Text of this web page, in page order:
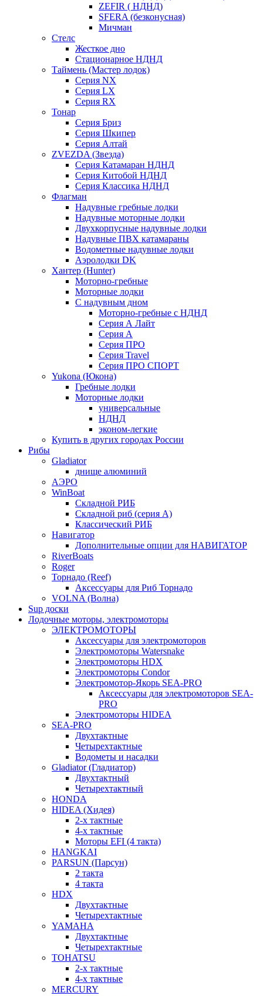
ZEFIR ( НДНД)
SFERA (безконусная)
Мичман
Стелс
Жесткое дно
Стационарное НДНД
Таймень (Мастер лодок)
Серия NX
Серия LX
Серия RX
Тонар
Серия Бриз
Серия Шкипер
Серия Алтай
ZVEZDA (Звезда)
Серия Катамаран НДНД
Серия Китобой НДНД
Серия Классика НДНД
Флагман
Надувные гребные лодки
Надувные моторные лодки
Двухкорпусные надувные лодки
Надувные ПВХ катамараны
Водометные надувные лодки
Аэролодки DK
Хантер (Hunter)
Моторно-гребные
Моторные лодки
С надувным дном
Моторно-гребные с НДНД
Серия А Лайт
Серия А
Серия ПРО
Серия Travel
Серия ПРО СПОРТ
Yukona (Юкона)
Гребные лодки
Моторные лодки
универсальные
НДНД
эконом-легкие
Купить в других городах России
Рибы
Gladiator
днище алюминий
АЭРО
WinBoat
Складной РИБ
Складной риб (серия А)
Классический РИБ
Навигатор
Дополнительные опции для НАВИГАТОР
RiverBoats
Roger
Торнадо (Reef)
Аксессуары для Риб Торнадо
VOLNA (Волна)
Sup доски
Лодочные моторы, электромоторы
ЭЛЕКТРОМОТОРЫ
Аксессуары для электромоторов
Электромоторы Watersnake
Электромоторы HDX
Электромоторы Condor
Электромотор-Якорь SEA-PRO
Аксессуары для электромоторов SEA-
PRO
Электромоторы HIDEA
SEA-PRO
Двухтактные
Четырехтактные
Водометы и насадки
Gladiator (Гладиатор)
Двухтактный
Четырехтактный
HONDA
HIDEA (Хидея)
2-х тактные
4-х тактные
Моторы EFI (4 такта)
HANGKAI
PARSUN (Парсун)
2 такта
4 такта
HDX
Двухтактные
Четырехтактные
YAMAHA
Двухтактные
Четырехтактные
TOHATSU
2-х тактные
4-х тактные
MERCURY